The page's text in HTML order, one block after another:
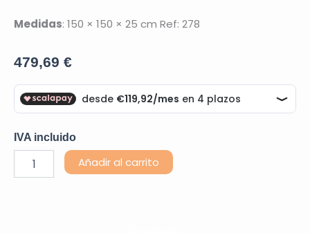
Medidas: 150 × 150 × 25 cm Ref: 278
479,69 €
IVA incluido
Peque
Circuito
Añadir al carrito